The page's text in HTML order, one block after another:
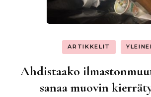
ARTIKKELIT
Ahdistaako
sanaa muovin